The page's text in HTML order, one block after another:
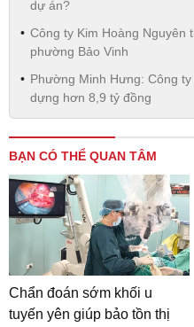
dự án?
Công ty Kim Hoàng Nguyên
phường Bảo Vinh
Phường Minh Hưng: Công
dựng hơn 8,9 tỷ đồng
BẠN CÓ THỂ QUAN TÂM
Chẩn đoán sớm khối u
tuyến yên giúp bảo tồn thị